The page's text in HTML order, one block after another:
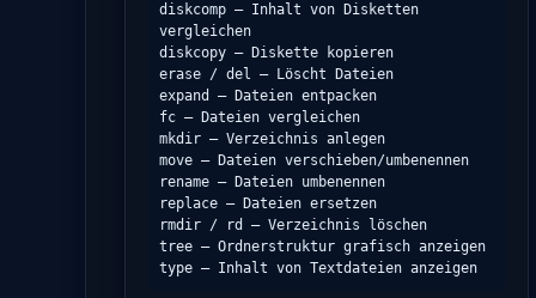
diskcomp – Inhalt von Disketten
vergleichen
diskcopy – Diskette kopieren
erase / del – Löscht Dateien
expand – Dateien entpacken
fc – Dateien vergleichen
mkdir – Verzeichnis anlegen
move – Dateien verschieben/umbenennen
rename – Dateien umbenennen
replace – Dateien ersetzen
rmdir / rd – Verzeichnis löschen
tree – Ordnerstruktur grafisch anzeigen
type – Inhalt von Textdateien anzeigen